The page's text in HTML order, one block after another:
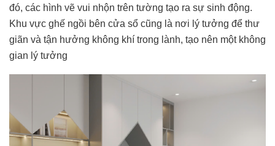
đó, các hình vẽ vui nhộn trên tường tạo ra sự sinh động.
Khu vực ghế ngồi bên cửa sổ cũng là nơi lý tưởng để thư
giãn và tận hưởng không khí trong lành, tạo nên một không
gian lý tưởng